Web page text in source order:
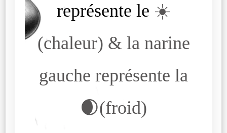
représente le ☀️
(chaleur) & la narine
gauche représente la
🌒(froid)